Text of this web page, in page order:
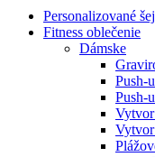
Personalizované
Fitness oblečenie
Dámske
Push-
Push-
Vytvor